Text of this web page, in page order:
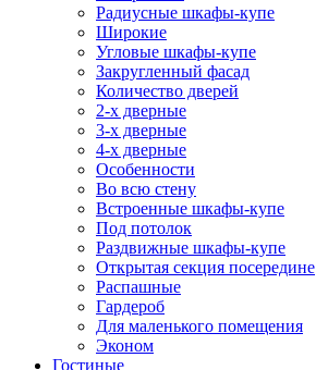
Радиусные шкафы-купе
Широкие
Угловые шкафы-купе
Закругленный фасад
Количество дверей
2-х дверные
3-х дверные
4-х дверные
Особенности
Во всю стену
Встроенные шкафы-купе
Под потолок
Раздвижные шкафы-купе
Открытая секция посередине
Распашные
Гардероб
Для маленького помещения
Эконом
Гостиные